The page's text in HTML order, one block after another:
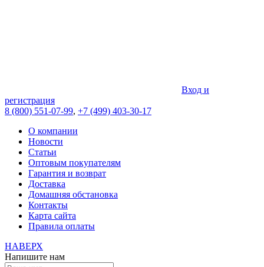
Вход и
регистрация
8 (800) 551-07-99, +7 (499) 403-30-17
О компании
Новости
Статьи
Оптовым покупателям
Гарантия и возврат
Доставка
Домашняя обстановка
Контакты
Карта сайта
Правила оплаты
НАВЕРХ
Напишите нам